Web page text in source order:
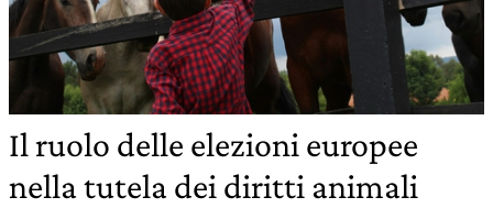
Il ruolo delle elezioni europee
nella tutela dei diritti animali